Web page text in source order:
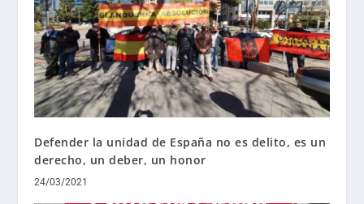
Defender la unidad de España no es delito, es un
derecho, un deber, un honor
24/03/2021